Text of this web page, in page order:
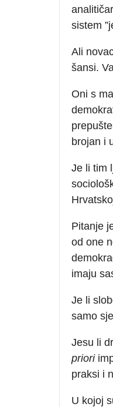
sistem
Ali
šansi.
Oni s
brojan i
Je li tim
Pitanje
od one
imaju
Je li
samo
Jesu li
priori
praksi i
U kojoj